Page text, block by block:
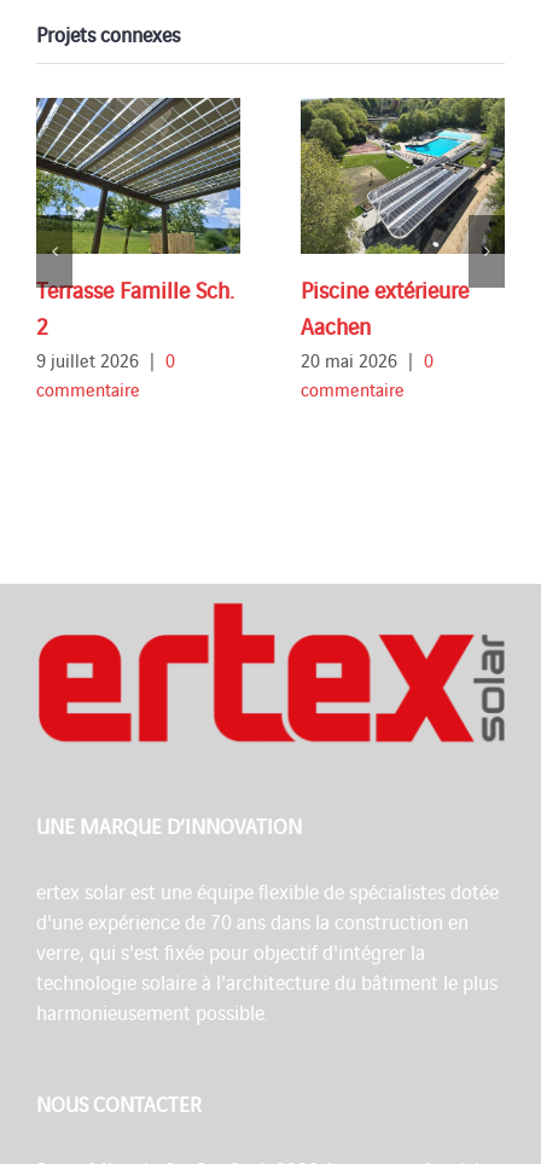
Projets connexes
Terrasse Famille Sch.
2
9 juillet 2026 | 0
commentaire
Piscine extérieure
Aachen
20 mai 2026 | 0
commentaire
UNE MARQUE D’INNOVATION
ertex solar est une équipe flexible de spécialistes dotée
d'une expérience de 70 ans dans la construction en
verre, qui s'est fixée pour objectif d'intégrer la
technologie solaire à l'architecture du bâtiment le plus
harmonieusement possible.
NOUS CONTACTER